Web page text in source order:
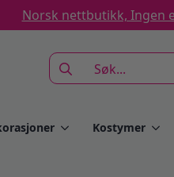
Norsk nettbutikk, Ingen
Search
for:
Kostymer